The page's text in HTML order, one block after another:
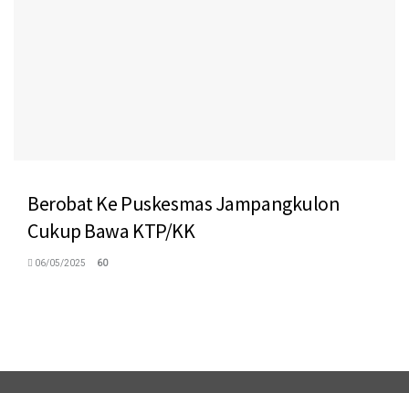
Berobat Ke Puskesmas Jampangkulon
Cukup Bawa KTP/KK
06/05/2025 60